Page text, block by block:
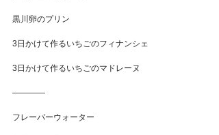
黒川卵のプリン
3日かけて作るいちごのフィナンシェ
3日かけて作るいちごのマドレーヌ
————
フレーバーウォーター